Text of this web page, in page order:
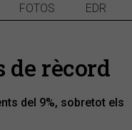
FOTOS EDR
rècord
del 9%, sobretot els